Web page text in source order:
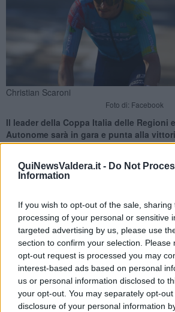
QuiNewsValdera.it - Do Not
Information
If you wish to opt-out of the sale,
processing of your personal or sensitive
targeted advertising by us, please use
section to confirm your selection. Please
opt-out request is processed you may
interest-based ads based on personal
us or personal information disclosed to
your opt-out. You may separately opt-
disclosure of your personal information
Christian Scaroni
Foto di: Facebook
Il leader della Coppa Italia delle Regioni
Autonome sarà in gara e punta alla
il primo posto"
PONTEDERA-PECCIOLI —Giorno di
Toscana, in partenza domani, mercoledì
Pontedera, e di antivigilia per laCoppa
giovedì 11 Settembre constartda Peccioli.
Entrambe le corse, oltre che per il
sono valide anche per la
Coppa Italia
Province Autonome
, competizione giunta